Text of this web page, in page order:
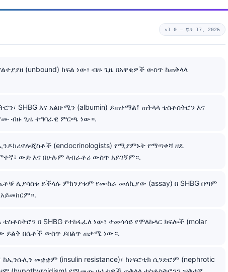
v1.0 — ጁን 17, 2026
(unbound) ክፍል ነው፣ ብዙ ጊዜ በአዋቂዎች ውስጥ ከጠቅላላ
SHBG እና አልቡሚን (albumin) ይጠቀማል፤ ጠቅላላ ቴስቶስትሮን እና
ብዙ ጊዜ ተግባራዊ ምርጫ ነው።.
(endocrinologists) የሚያምኑት የማጣቀሻ ዘዴ
ውድ እና በሁሉም ላብራቶሪ ውስጥ አይገኝም።.
ሊያሳስቱ ይችላሉ ምክንያቱም የሙከራ መለኪያው (assay) በ SHBG በጣም
ቴስቶስትሮን በ SHBG የተከፋፈለ ነው፣ ተመሳሳይ የሞለኩላር ክፍሎች (molar
ይልቅ በሴቶች ውስጥ ይበልጥ ጠቃሚ ነው።.
ከኢንሱሊን መቋቋም (insulin resistance)፣ ከነፍሮቲክ ሲንድሮም (nephrotic